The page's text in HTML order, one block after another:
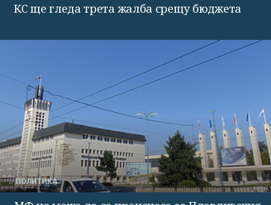
КС ще гледа трета жалба срещу бюджета
ПОЛИТИКА